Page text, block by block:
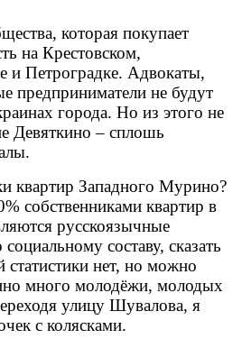
которая покупает
на Крестовском,
и Петроградке. Адвокаты,
предприниматели не будут
города. Но из этого не
Девяткино – сплошь
квартир Западного Мурино?
собственниками квартир в
русскоязычные
составу, сказать
нет, но можно
много молодёжи, молодых
улицу Шувалова, я
с колясками.